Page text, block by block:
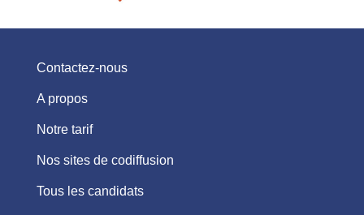
Contactez-nous
A propos
Notre tarif
Nos sites de codiffusion
Tous les candidats